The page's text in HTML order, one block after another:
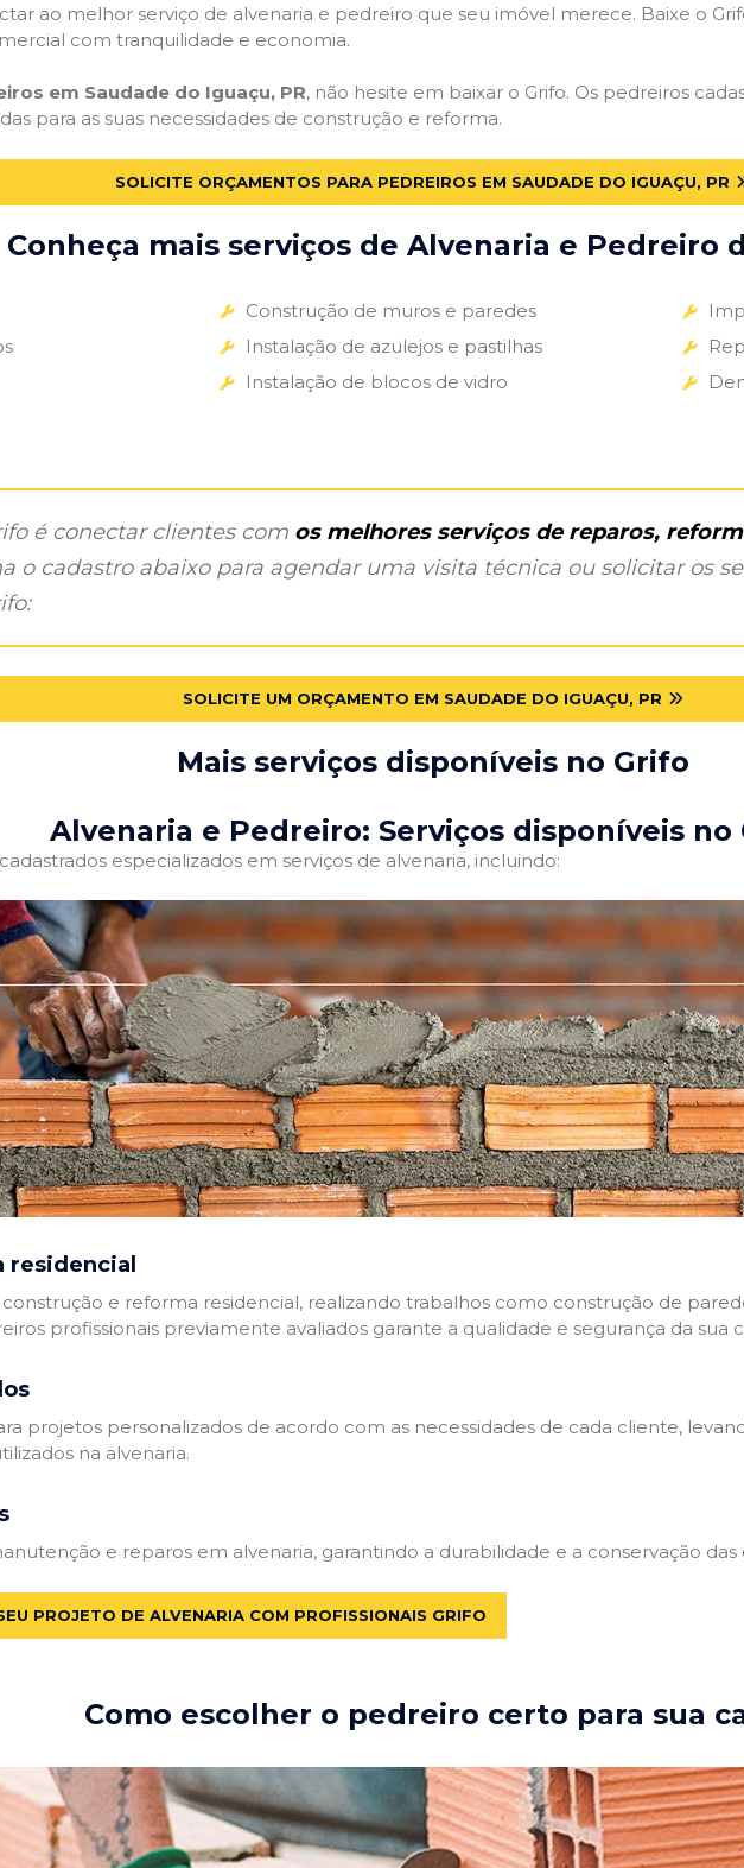
ao melhor serviço de alvenaria e pedreiro que seu imóvel merece. Baixe o
com tranquilidade e economia.
em Saudade do Iguaçu, PR, não hesite em baixar o Grifo. Os pedreiros
para as suas necessidades de construção e reforma.
SOLICITE ORÇAMENTOS PARA PEDREIROS EM SAUDADE DO IGUAÇU, PR
Conheça mais serviços de Alvenaria e Pedreiro
Construção de muros e paredes
Instalação de azulejos e pastilhas
Instalação de blocos de vidro
é conectar clientes com os melhores serviços de reparos,
o cadastro abaixo para agendar uma visita técnica ou solicitar os
SOLICITE UM ORÇAMENTO EM SAUDADE DO IGUAÇU, PR
Mais serviços disponíveis no Grifo
Alvenaria e Pedreiro: Serviços disponíveis no
especializados em serviços de alvenaria, incluindo:
residencial
e reforma residencial, realizando trabalhos como construção de
profissionais previamente avaliados garante a qualidade e segurança da sua
projetos personalizados de acordo com as necessidades de cada cliente,
na alvenaria.
e reparos em alvenaria, garantindo a durabilidade e a conservação das
PROJETO DE ALVENARIA COM PROFISSIONAIS GRIFO
Como escolher o pedreiro certo para sua